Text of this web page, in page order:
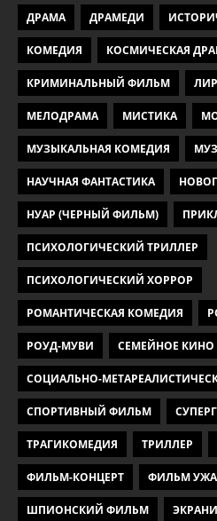
ДРАМА ДРАМЕДИ
КОМЕДИЯ КОСМИЧЕСКАЯ
КРИМИНАЛЬНЫЙ ФИЛЬМ
МЕЛОДРАМА МИСТИКА
МУЗЫКАЛЬНАЯ КОМЕДИЯ
НАУЧНАЯ ФАНТАСТИКА
НУАР (ЧЕРНЫЙ ФИЛЬМ)
ПСИХОЛОГИЧЕСКИЙ ТРИЛЛЕР
ПСИХОЛОГИЧЕСКИЙ ХОРРОР
РОМАНТИЧЕСКАЯ КОМЕДИЯ
РОУД-МУВИ СЕМЕЙНОЕ КИНО
СОЦИАЛЬНО-
СПОРТИВНЫЙ ФИЛЬМ
ТРАГИКОМЕДИЯ ТРИЛЛЕР
ФИЛЬМ-КОНЦЕРТ ФИЛЬМ
ШПИОНСКИЙ ФИЛЬМ